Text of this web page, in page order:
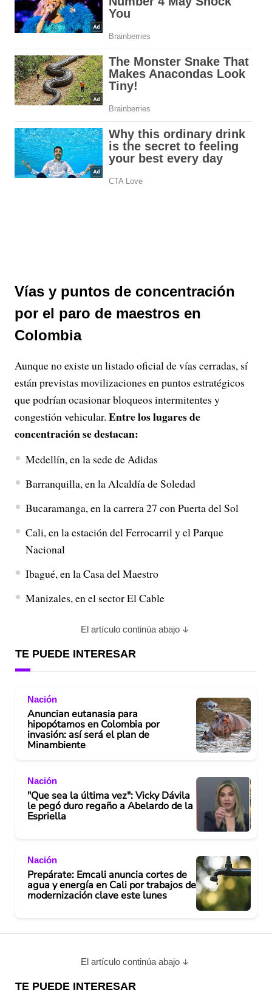
Vías y puntos de concentración
por el paro de maestros en
Colombia
Aunque no existe un listado oficial de vías cerradas, sí
están previstas movilizaciones en puntos estratégicos
que podrían ocasionar bloqueos intermitentes y
congestión vehicular. Entre los lugares de
concentración se destacan:
Medellín, en la sede de Adidas
Barranquilla, en la Alcaldía de Soledad
Bucaramanga, en la carrera 27 con Puerta del Sol
Cali, en la estación del Ferrocarril y el Parque
Nacional
Ibagué, en la Casa del Maestro
Manizales, en el sector El Cable
El artículo continúa abajo
TE PUEDE INTERESAR
Nación
Anuncian eutanasia para
hipopótamos en Colombia por
invasión: así será el plan de
Minambiente
Nación
"Que sea la última vez": Vicky Dávila
le pegó duro regaño a Abelardo de la
Espriella
Nación
Prepárate: Emcali anuncia cortes de
agua y energía en Cali por trabajos de
modernización clave este lunes
El artículo continúa abajo
TE PUEDE INTERESAR